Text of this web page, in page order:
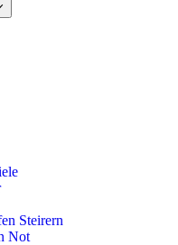
Steirern
Not